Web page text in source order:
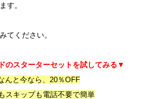
す。
てください。
のスターターセットを試してみる▼
んと今なら、20％OFF
スキップも電話不要で簡単